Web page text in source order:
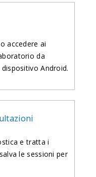
accedere ai
da
Android.
e tratta i
le sessioni per